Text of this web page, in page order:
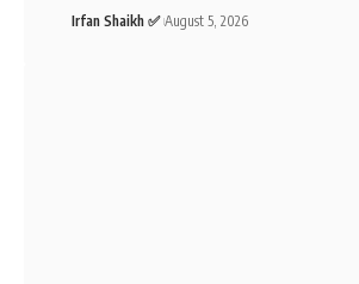
Irfan Shaikh ✅ August 5, 2026